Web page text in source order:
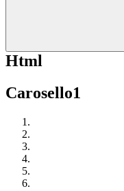
Html
Carosello1